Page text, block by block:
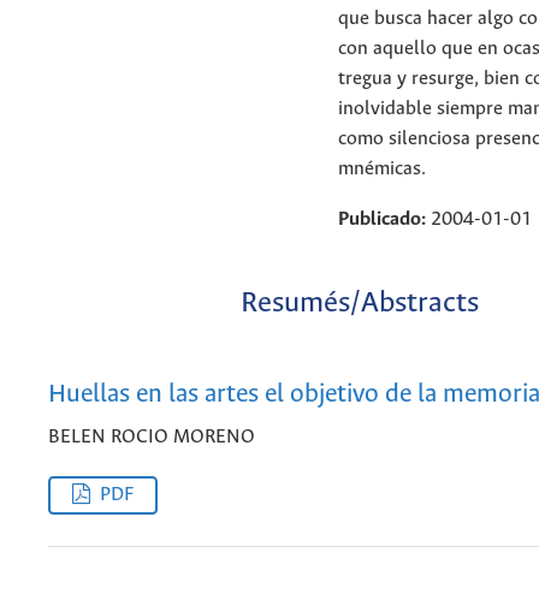
que busca hacer algo
con aquello que en
tregua y resurge, bien
inolvidable siempre
como silenciosa
mnémicas.
Publicado: 2004-01-01
Resumés/Abstracts
Huellas en las artes el objetivo de la
BELEN ROCIO MORENO
PDF